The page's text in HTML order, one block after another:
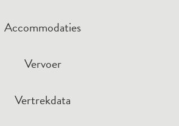
Accommodaties
Vervoer
Vertrekdata